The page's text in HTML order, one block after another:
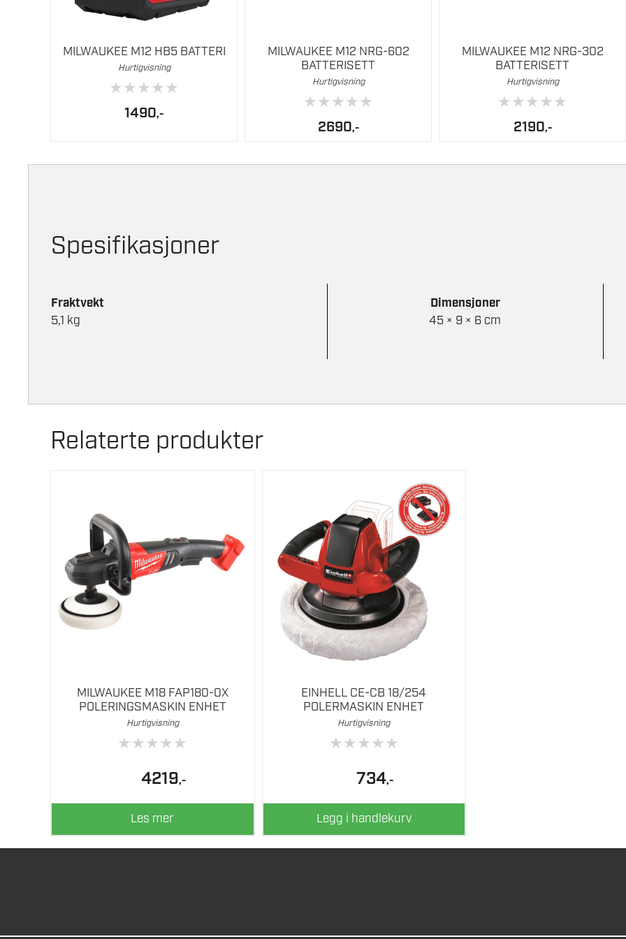
Vibrasjonsnivå feilmargin (m/s²)
MILWAUKEE M12 HB5 BATTERI
Hurtigvisning
★★★★★
1490,-
MILWAUKEE M12 NRG-602
BATTERISETT
Hurtigvisning
★★★★★
2690,-
MILWAUKEE M12 NRG-302
BATTERISETT
Hurtigvisning
★★★★★
2190,-
Spesifikasjoner
Fraktvekt
5,1 kg
Dimensjoner
45 × 9 × 6 cm
Relaterte produkter
MILWAUKEE M18 FAP180-0X
POLERINGSMASKIN ENHET
Hurtigvisning
★★★★★
4219,-
Les mer
EINHELL CE-CB 18/254
POLERMASKIN ENHET
Hurtigvisning
★★★★★
734,-
Legg i handlekurv